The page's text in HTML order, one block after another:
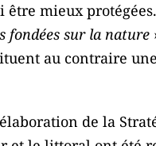
mieux
fondées sur la nature
au contraire
de la